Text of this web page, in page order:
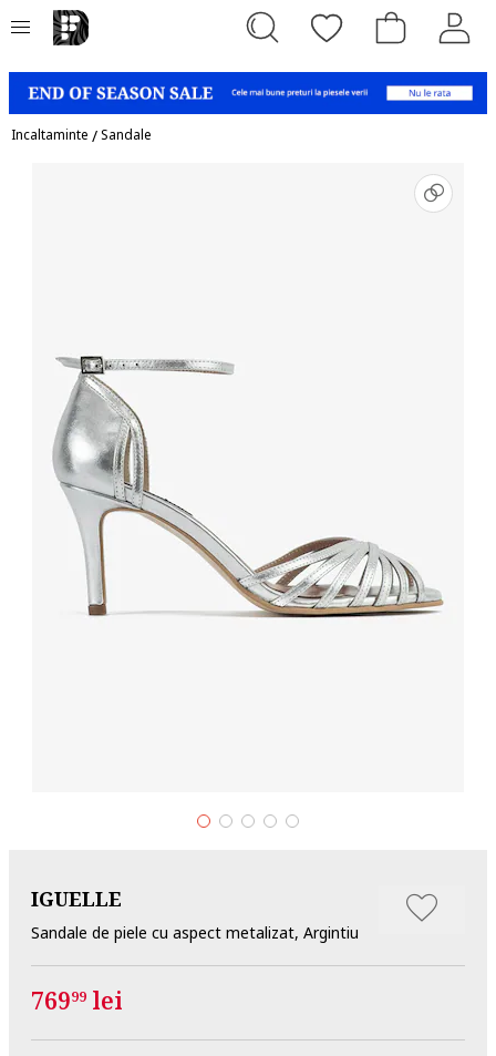
Incaltaminte /Sandale
IGUELLE
Sandale de piele cu aspect metalizat, Argintiu
76999 lei